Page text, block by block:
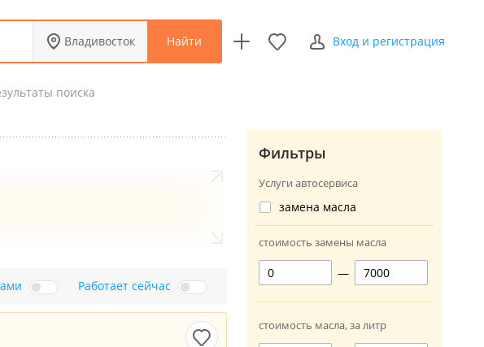
Владивосток Найти Вход и регистрация
поиска
Работает сейчас
Фильтры
Услуги автосервиса
замена масла
стоимость замены масла
—
стоимость масла, за литр